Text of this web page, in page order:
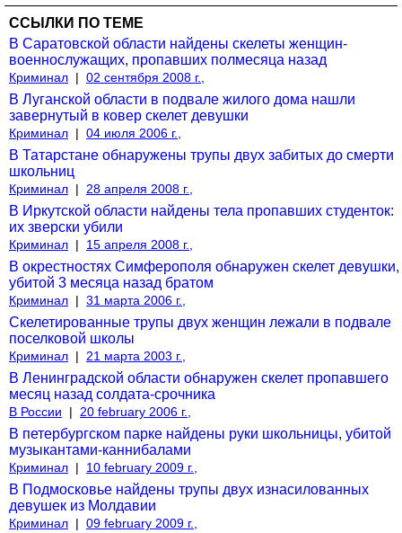
ССЫЛКИ ПО ТЕМЕ
В Саратовской области найдены скелеты женщин-
военнослужащих, пропавших полмесяца назад
Криминал | 02 сентября 2008 г.,
В Луганской области в подвале жилого дома нашли
завернутый в ковер скелет девушки
Криминал | 04 июля 2006 г.,
В Татарстане обнаружены трупы двух забитых до смерти
школьниц
Криминал | 28 апреля 2008 г.,
В Иркутской области найдены тела пропавших студенток:
их зверски убили
Криминал | 15 апреля 2008 г.,
В окрестностях Симферополя обнаружен скелет девушки,
убитой 3 месяца назад братом
Криминал | 31 марта 2006 г.,
Скелетированные трупы двух женщин лежали в подвале
поселковой школы
Криминал | 21 марта 2003 г.,
В Ленинградской области обнаружен скелет пропавшего
месяц назад солдата-срочника
В России | 20 february 2006 г.,
В петербургском парке найдены руки школьницы, убитой
музыкантами-каннибалами
Криминал | 10 february 2009 г.,
В Подмосковье найдены трупы двух изнасилованных
девушек из Молдавии
Криминал | 09 february 2009 г.,